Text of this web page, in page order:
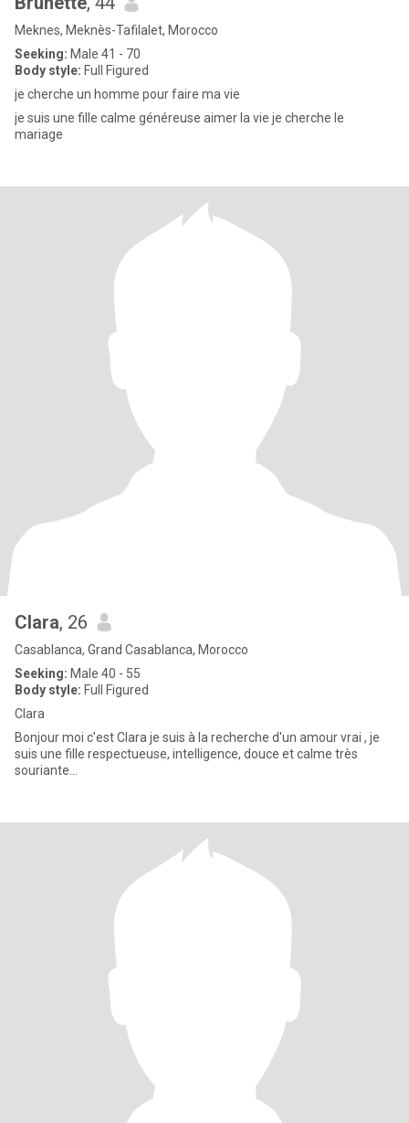
Meknes, Meknès-Tafilalet, Morocco
Seeking: Male 41 - 70
Body style: Full Figured
je cherche un homme pour faire ma vie
je suis une fille calme généreuse aimer la vie je cherche le
mariage
Clara, 26
Casablanca, Grand Casablanca, Morocco
Seeking: Male 40 - 55
Body style: Full Figured
Clara
Bonjour moi c'est Clara je suis à la recherche d'un amour vrai , je
suis une fille respectueuse, intelligence, douce et calme très
souriante...